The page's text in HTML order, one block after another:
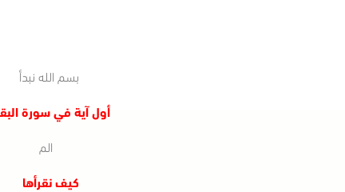
بسم الله نبدأ
أول آية في سورة
الم
كيف نقرأها